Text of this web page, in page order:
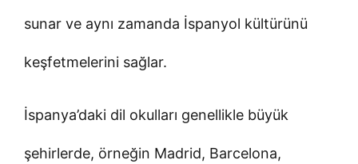
sunar ve aynı zamanda İspanyol kültürünü
keşfetmelerini sağlar.
İspanya’daki dil okulları genellikle büyük
şehirlerde, örneğin Madrid, Barcelona,